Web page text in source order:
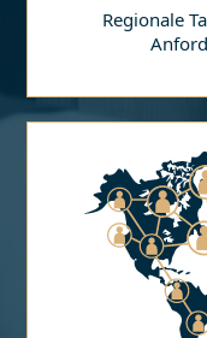
Regionale